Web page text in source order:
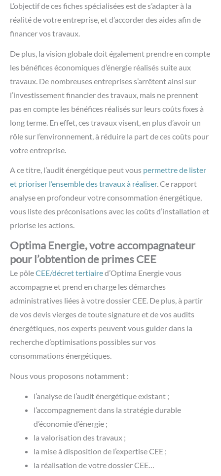
L’objectif de ces fiches spécialisées est de s’adapter à la
réalité de votre entreprise, et d’accorder des aides afin de
financer vos travaux.
De plus, la vision globale doit également prendre en compte
les bénéfices économiques d’énergie réalisés suite aux
travaux. De nombreuses entreprises s’arrêtent ainsi sur
l’investissement financier des travaux, mais ne prennent
pas en compte les bénéfices réalisés sur leurs coûts fixes à
long terme. En effet, ces travaux visent, en plus d’avoir un
rôle sur l’environnement, à réduire la part de ces coûts pour
votre entreprise.
A ce titre, l’audit énergétique peut vous permettre de lister
et prioriser l’ensemble des travaux à réaliser. Ce rapport
analyse en profondeur votre consommation énergétique,
vous liste des préconisations avec les coûts d’installation et
priorise les actions.
Optima Energie, votre accompagnateur
pour l’obtention de primes CEE
Le pôleCEE/décret tertiaired’Optima Energie vous
accompagne et prend en charge les démarches
administratives liées à votre dossier CEE. De plus, à partir
de vos devis vierges de toute signature et de vos audits
énergétiques, nos experts peuvent vous guider dans la
recherche d’optimisations possibles sur vos
consommations énergétiques.
Nous vous proposons notamment :
l’analyse de l’audit énergétique existant ;
l’accompagnement dans la stratégie durable
d’économie d’énergie ;
la valorisation des travaux ;
la mise à disposition de l’expertise CEE ;
la réalisation de votre dossier CEE…